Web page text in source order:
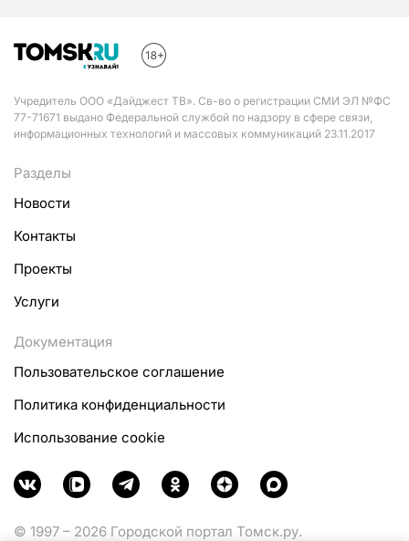
Учредитель ООО «Дайджест ТВ». Св-во о регистрации СМИ ЭЛ №ФС
77-71671 выдано Федеральной службой по надзору в сфере связи,
информационных технологий и массовых коммуникаций 23.11.2017
Разделы
Новости
Контакты
Проекты
Услуги
Документация
Пользовательское соглашение
Политика конфиденциальности
Использование cookie
© 1997 – 2026 Городской портал Томск.ру.